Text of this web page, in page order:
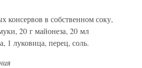
консервов в собственном соку,
20 г майонеза, 20 мл
1 луковица, перец, соль.